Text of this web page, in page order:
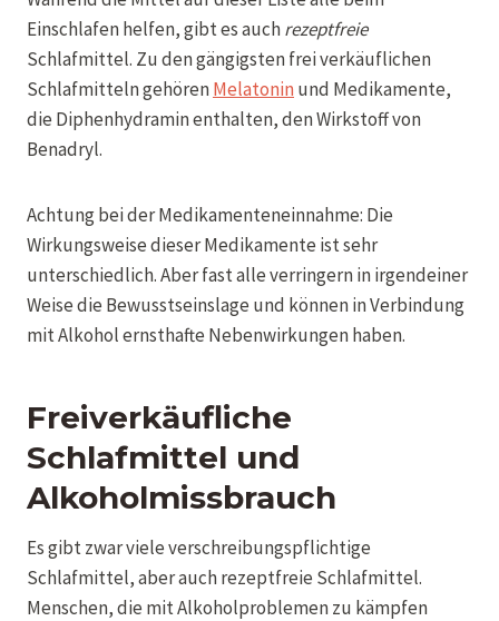
Einschlafen helfen, gibt es auchrezeptfreie
Schlafmittel. Zu den gängigsten frei verkäuflichen
Schlafmitteln gehörenMelatoninund Medikamente,
die Diphenhydramin enthalten, den Wirkstoff von
Benadryl.
Achtung bei der Medikamenteneinnahme: Die
Wirkungsweise dieser Medikamente ist sehr
unterschiedlich. Aber fast alle verringern in irgendeiner
Weise die Bewusstseinslage und können in Verbindung
mit Alkohol ernsthafte Nebenwirkungen haben.
Freiverkäufliche
Schlafmittel und
Alkoholmissbrauch
Es gibt zwar viele verschreibungspflichtige
Schlafmittel, aber auch rezeptfreie Schlafmittel.
Menschen, die mit Alkoholproblemen zu kämpfen